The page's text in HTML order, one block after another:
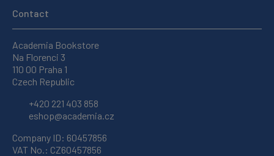
Contact
Academia Bookstore
Na Florenci 3
110 00 Praha 1
Czech Republic
+420 221 403 858
eshop@academia.cz
Company ID: 60457856
VAT No.: CZ60457856